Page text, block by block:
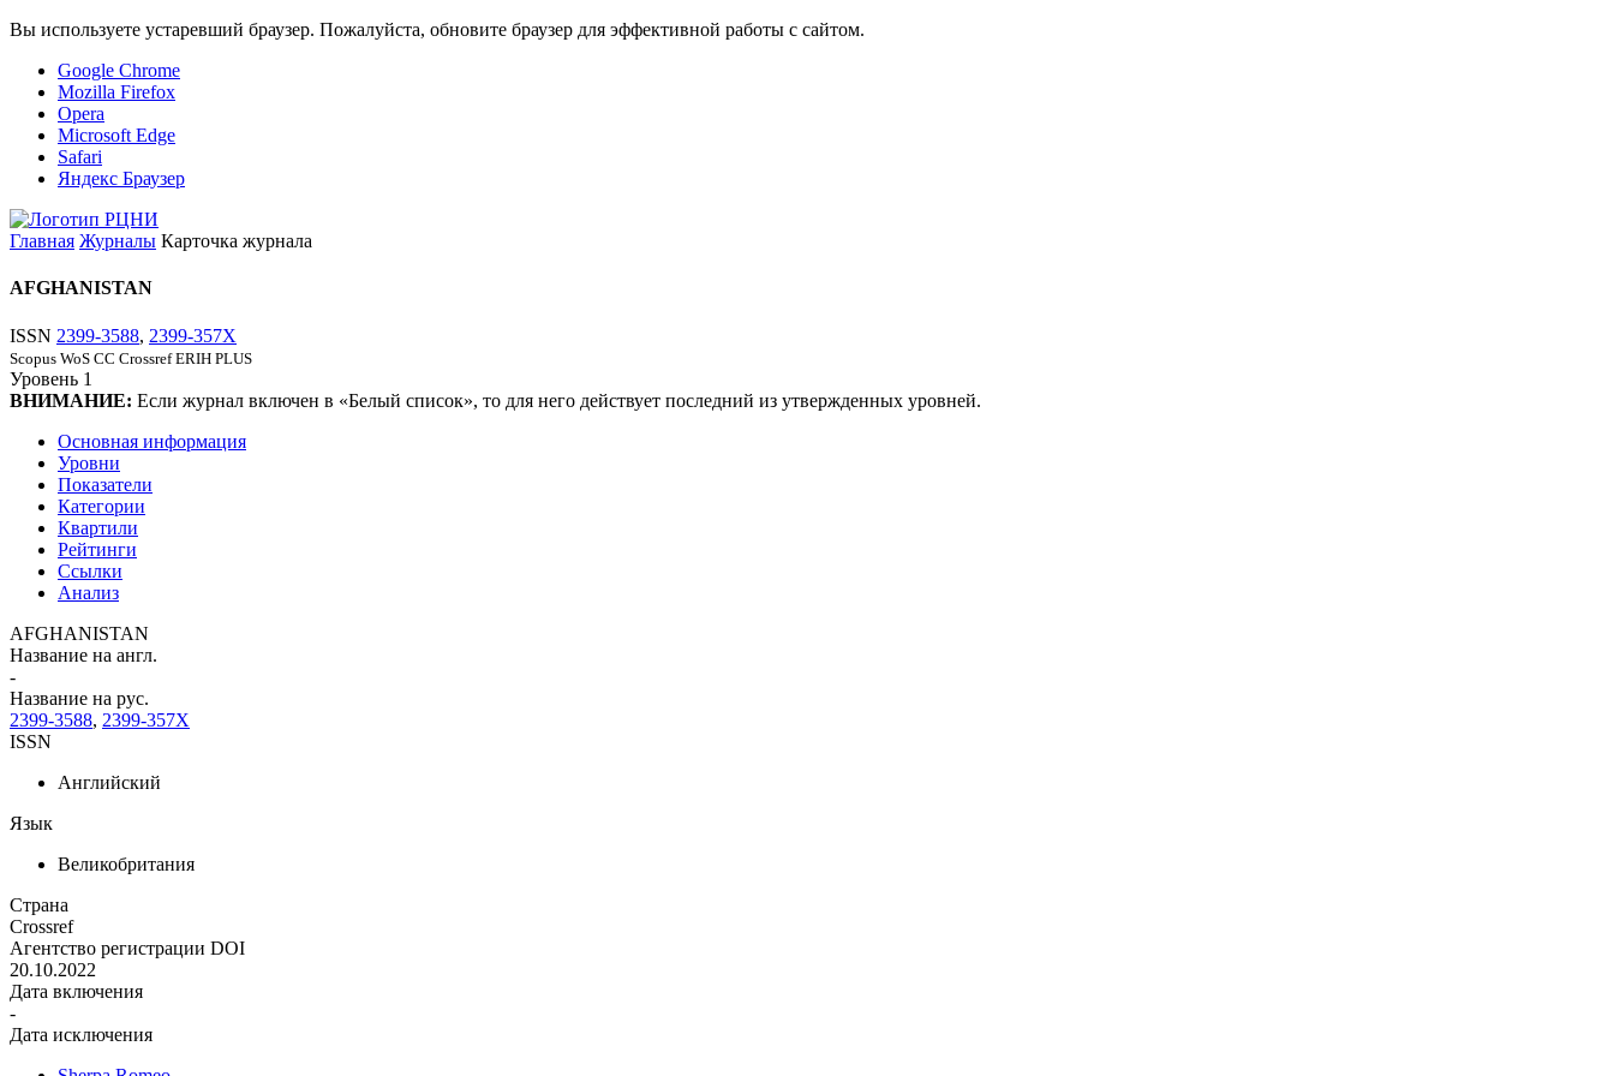
Вы используете устаревший браузер. Пожалуйста, обновите браузер для эффективной работы с сайтом.
Google Chrome
Mozilla Firefox
Opera
Microsoft Edge
Safari
Яндекс Браузер
Главная Журналы Карточка журнала
AFGHANISTAN
ISSN 2399-3588, 2399-357X
Scopus WoS CC Crossref ERIH PLUS
Уровень 1
ВНИМАНИЕ: Если журнал включен в «Белый список», то для него действует последний из утвержденных уровней.
Основная информация
Уровни
Показатели
Категории
Квартили
Рейтинги
Ссылки
Анализ
AFGHANISTAN
Название на англ.
-
Название на рус.
2399-3588, 2399-357X
ISSN
Английский
Язык
Великобритания
Страна
Crossref
Агентство регистрации DOI
20.10.2022
Дата включения
-
Дата исключения